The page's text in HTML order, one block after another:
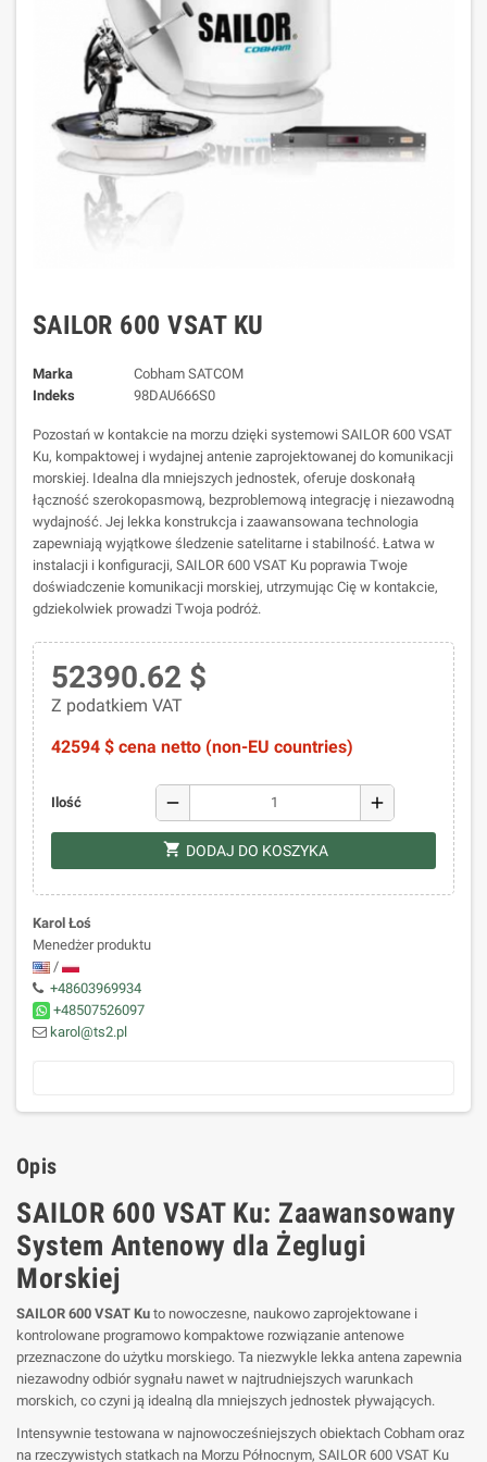
SAILOR 600 VSAT KU
Marka
Cobham SATCOM
Indeks
98DAU666S0
Pozostań w kontakcie na morzu dzięki systemowi SAILOR 600 VSAT
Ku, kompaktowej i wydajnej antenie zaprojektowanej do komunikacji
morskiej. Idealna dla mniejszych jednostek, oferuje doskonałą
łączność szerokopasmową, bezproblemową integrację i niezawodną
wydajność. Jej lekka konstrukcja i zaawansowana technologia
zapewniają wyjątkowe śledzenie satelitarne i stabilność. Łatwa w
instalacji i konfiguracji, SAILOR 600 VSAT Ku poprawia Twoje
doświadczenie komunikacji morskiej, utrzymując Cię w kontakcie,
gdziekolwiek prowadzi Twoja podróż.
52390.62 $
Z podatkiem VAT
42594 $ cena netto (non-EU countries)
Ilość remove add
shopping_cart DODAJ DO KOSZYKA
Karol Łoś
Menedżer produktu
/
+48603969934
+48507526097
karol@ts2.pl
Opis
SAILOR 600 VSAT Ku: Zaawansowany
System Antenowy dla Żeglugi
Morskiej
SAILOR 600 VSAT Ku to nowoczesne, naukowo zaprojektowane i
kontrolowane programowo kompaktowe rozwiązanie antenowe
przeznaczone do użytku morskiego. Ta niezwykle lekka antena zapewnia
niezawodny odbiór sygnału nawet w najtrudniejszych warunkach
morskich, co czyni ją idealną dla mniejszych jednostek pływających.
Intensywnie testowana w najnowocześniejszych obiektach Cobham oraz
na rzeczywistych statkach na Morzu Północnym, SAILOR 600 VSAT Ku